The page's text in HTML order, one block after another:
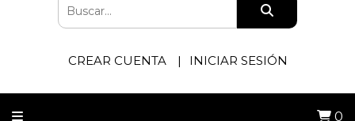
CREAR CUENTA INICIAR SESIÓN
0